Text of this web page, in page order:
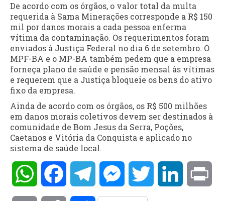
De acordo com os órgãos, o valor total da multa
requerida à Sama Minerações corresponde a R$ 150
mil por danos morais a cada pessoa enferma
vítima da contaminação. Os requerimentos foram
enviados à Justiça Federal no dia 6 de setembro. O
MPF-BA e o MP-BA também pedem que a empresa
forneça plano de saúde e pensão mensal às vítimas
e requerem que a Justiça bloqueie os bens do ativo
fixo da empresa.
Ainda de acordo com os órgãos, os R$ 500 milhões
em danos morais coletivos devem ser destinados à
comunidade de Bom Jesus da Serra, Poções,
Caetanos e Vitória da Conquista e aplicado no
sistema de saúde local.
WhatsAppFacebookTelegramMessengerTwitter LinkedIn